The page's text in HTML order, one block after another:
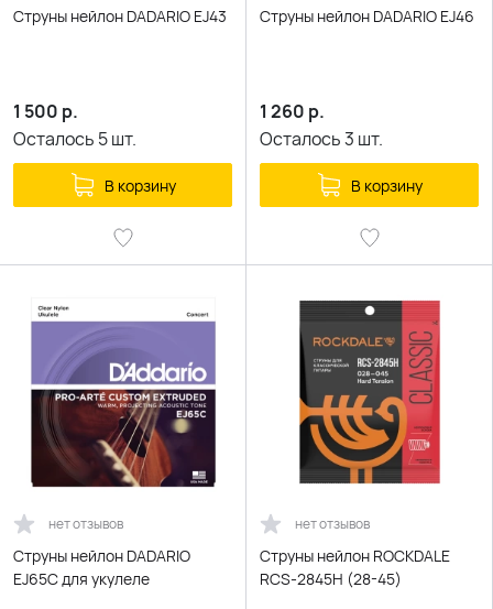
Струны нейлон DADARIO EJ43
1 500 р.
Осталось 5шт.
В корзину
Струны нейлон DADARIO EJ46
1 260 р.
Осталось3 шт.
В корзину
нет отзывов
Струны нейлон DADARIO
EJ65C для укулеле
нет отзывов
Струны нейлон ROCKDALE
RCS-2845H (28-45)